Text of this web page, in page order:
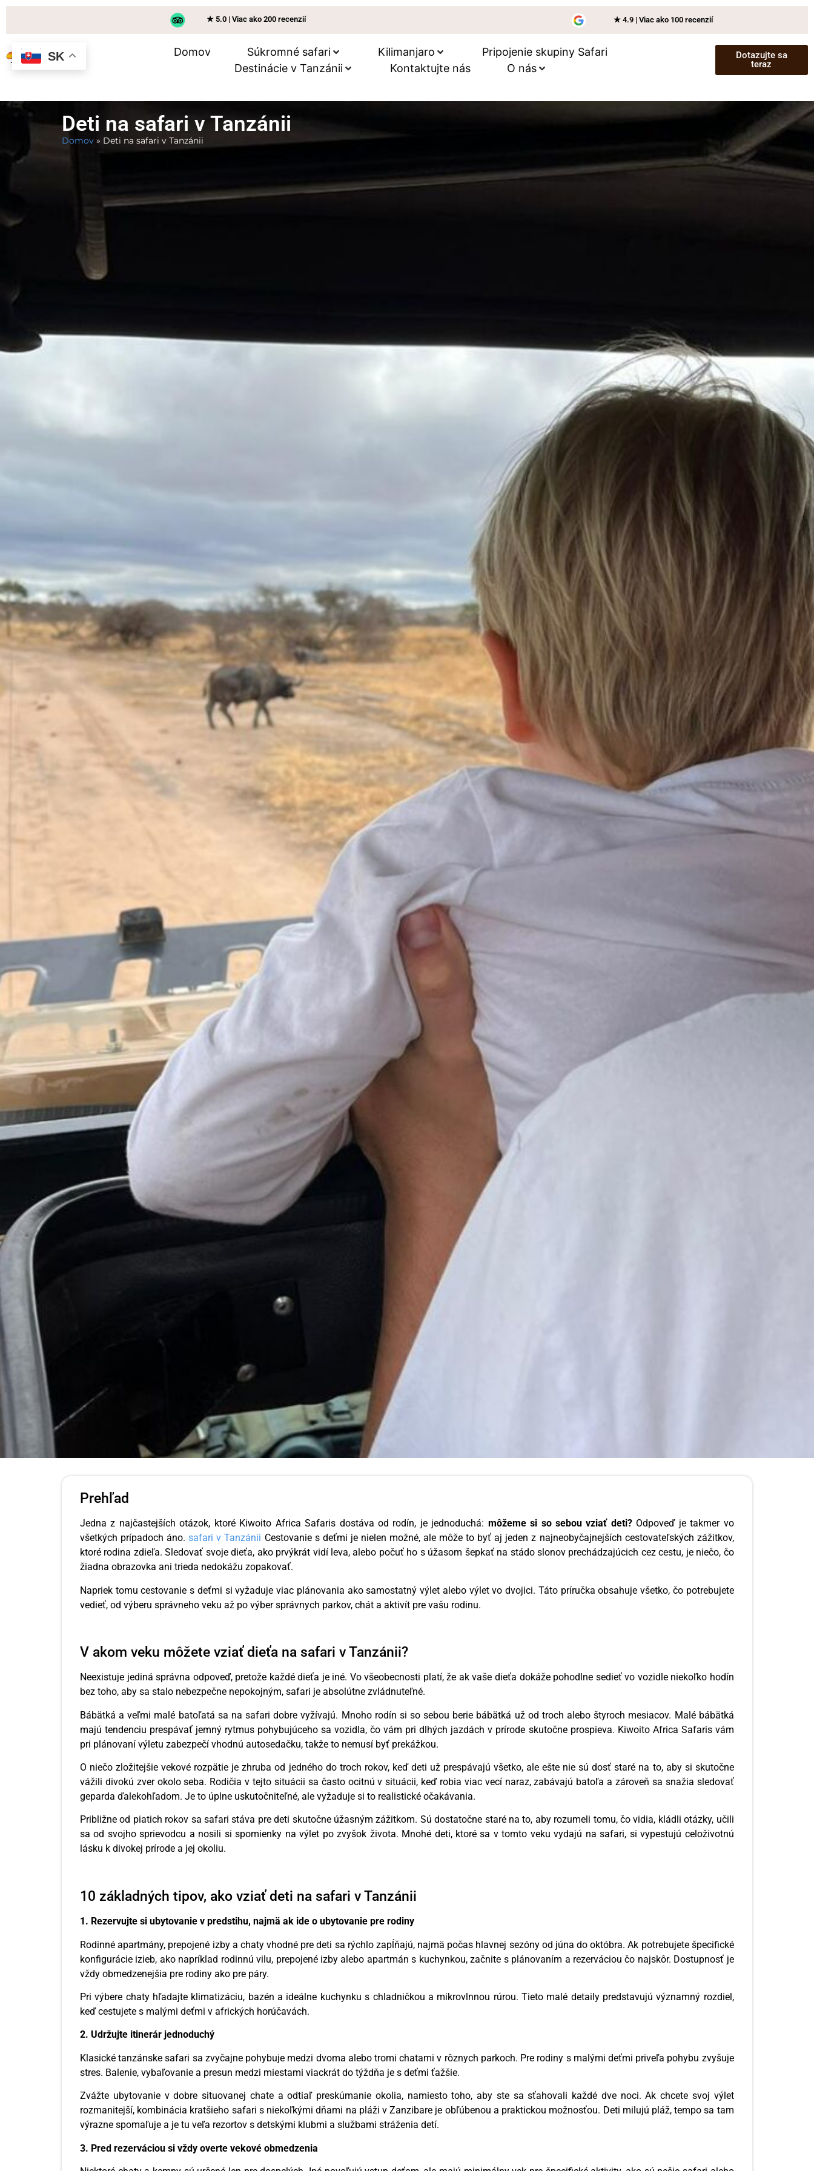
★ 5.0 | Viac ako 200 recenzií ★ 4.9 | Viac ako 100 recenzií
Domov Súkromné ​​safari Kilimanjaro
Pripojenie skupiny Safari
Destinácie v Tanzánii
Kontaktujte nás O nás
Dotazujte sa
teraz
Deti na safari v Tanzánii
Domov » Deti na safari v Tanzánii
Prehľad
Jedna z najčastejších otázok, ktoré Kiwoito Africa Safaris dostáva od rodín, je jednoduchá: môžeme si so sebou vziať deti?Odpoveď je takmer vo
všetkých prípadoch áno.safari v Tanzánii Cestovanie s deťmi je nielen možné, ale môže to byť aj jeden z najneobyčajnejších cestovateľských zážitkov,
ktoré rodina zdieľa. Sledovať svoje dieťa, ako prvýkrát vidí leva, alebo počuť ho s úžasom šepkať na stádo slonov prechádzajúcich cez cestu, je niečo, čo
žiadna obrazovka ani trieda nedokážu zopakovať.
Napriek tomu cestovanie s deťmi si vyžaduje viac plánovania ako samostatný výlet alebo výlet vo dvojici. Táto príručka obsahuje všetko, čo potrebujete
vedieť, od výberu správneho veku až po výber správnych parkov, chát a aktivít pre vašu rodinu.
V akom veku môžete vziať dieťa na safari v Tanzánii?
Neexistuje jediná správna odpoveď, pretože každé dieťa je iné. Vo všeobecnosti platí, že ak vaše dieťa dokáže pohodlne sedieť vo vozidle niekoľko hodín
bez toho, aby sa stalo nebezpečne nepokojným, safari je absolútne zvládnuteľné.
Bábätká a veľmi malé batoľatá sa na safari dobre vyžívajú. Mnoho rodín si so sebou berie bábätká už od troch alebo štyroch mesiacov. Malé bábätká
majú tendenciu prespávať jemný rytmus pohybujúceho sa vozidla, čo vám pri dlhých jazdách v prírode skutočne prospieva. Kiwoito Africa Safaris vám
pri plánovaní výletu zabezpečí vhodnú autosedačku, takže to nemusí byť prekážkou.
O niečo zložitejšie vekové rozpätie je zhruba od jedného do troch rokov, keď deti už prespávajú všetko, ale ešte nie sú dosť staré na to, aby si skutočne
vážili divokú zver okolo seba. Rodičia v tejto situácii sa často ocitnú v situácii, keď robia viac vecí naraz, zabávajú batoľa a zároveň sa snažia sledovať
geparda ďalekohľadom. Je to úplne uskutočniteľné, ale vyžaduje si to realistické očakávania.
Približne od piatich rokov sa safari stáva pre deti skutočne úžasným zážitkom. Sú dostatočne staré na to, aby rozumeli tomu, čo vidia, kládli otázky, učili
sa od svojho sprievodcu a nosili si spomienky na výlet po zvyšok života. Mnohé deti, ktoré sa v tomto veku vydajú na safari, si vypestujú celoživotnú
lásku k divokej prírode a jej okoliu.
10 základných tipov, ako vziať deti na safari v Tanzánii
1. Rezervujte si ubytovanie v predstihu, najmä ak ide o ubytovanie pre rodiny
Rodinné apartmány, prepojené izby a chaty vhodné pre deti sa rýchlo zapĺňajú, najmä počas hlavnej sezóny od júna do októbra. Ak potrebujete špecifické
konfigurácie izieb, ako napríklad rodinnú vilu, prepojené izby alebo apartmán s kuchynkou, začnite s plánovaním a rezerváciou čo najskôr. Dostupnosť je
vždy obmedzenejšia pre rodiny ako pre páry.
Pri výbere chaty hľadajte klimatizáciu, bazén a ideálne kuchynku s chladničkou a mikrovlnnou rúrou. Tieto malé detaily predstavujú významný rozdiel,
keď cestujete s malými deťmi v afrických horúčavách.
2. Udržujte itinerár jednoduchý
Klasické tanzánske safari sa zvyčajne pohybuje medzi dvoma alebo tromi chatami v rôznych parkoch. Pre rodiny s malými deťmi priveľa pohybu zvyšuje
stres. Balenie, vybaľovanie a presun medzi miestami viackrát do týždňa je s deťmi ťažšie.
Zvážte ubytovanie v dobre situovanej chate a odtiaľ preskúmanie okolia, namiesto toho, aby ste sa sťahovali každé dve noci. Ak chcete svoj výlet
rozmanitejší, kombinácia kratšieho safari s niekoľkými dňami na pláži v Zanzibare je obľúbenou a praktickou možnosťou. Deti milujú pláž, tempo sa tam
výrazne spomaľuje a je tu veľa rezortov s detskými klubmi a službami stráženia detí.
3. Pred rezerváciou si vždy overte vekové obmedzenia
SK